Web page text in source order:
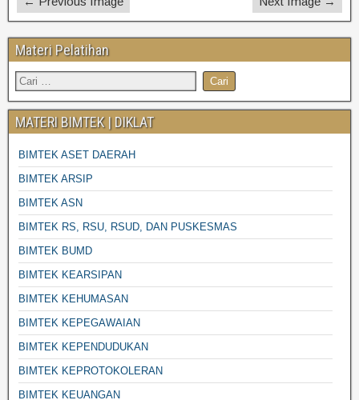
Materi Pelatihan
MATERI BIMTEK | DIKLAT
BIMTEK ASET DAERAH
BIMTEK ARSIP
BIMTEK ASN
BIMTEK RS, RSU, RSUD, DAN PUSKESMAS
BIMTEK BUMD
BIMTEK KEARSIPAN
BIMTEK KEHUMASAN
BIMTEK KEPEGAWAIAN
BIMTEK KEPENDUDUKAN
BIMTEK KEPROTOKOLERAN
BIMTEK KEUANGAN